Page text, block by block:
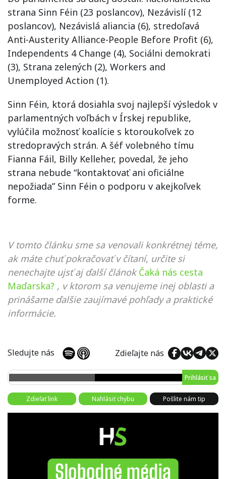
strana Sinn Féin (23 poslancov), Nezávislí (12
poslancov), Nezávislá aliancia (6), stredoľavá
Anti-Austerity Alliance-People Before Profit (6),
Independents 4 Change (4), Sociálni demokrati
(3), Strana zelených (2), Workers and
Unemployed Action (1).
Sinn Féin, ktorá dosiahla svoj najlepší výsledok v
parlamentných voľbách v Írskej republike,
vylúčila možnosť koalície s ktoroukoľvek zo
stredopravých strán. A šéf volebného tímu
Fianna Fáil, Billy Kelleher, povedal, že jeho
strana nebude “kontaktovať ani oficiálne
nepožiada” Sinn Féin o podporu v akejkoľvek
forme.
V tomto článku sme sa venovali konkrétnej téme,
ak máte chuť pokračovať v čítaní, určite si
nenechajte ujsť aj ďalší článok Čaká nás cesta
Maďarska? , v ktorom sa venujeme inej oblasti a
prinášame ďalšie zaujímavé pohľady a praktické
informácie.
Sledujte nás Zdieľajte nás
Prihlásiť sa
Zdieľať link Nahlásiť chybu Pošlite nám tip